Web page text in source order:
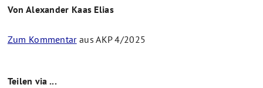
Von Alexander Kaas Elias
Zum Kommentaraus AKP 4/2025
Teilen via ...